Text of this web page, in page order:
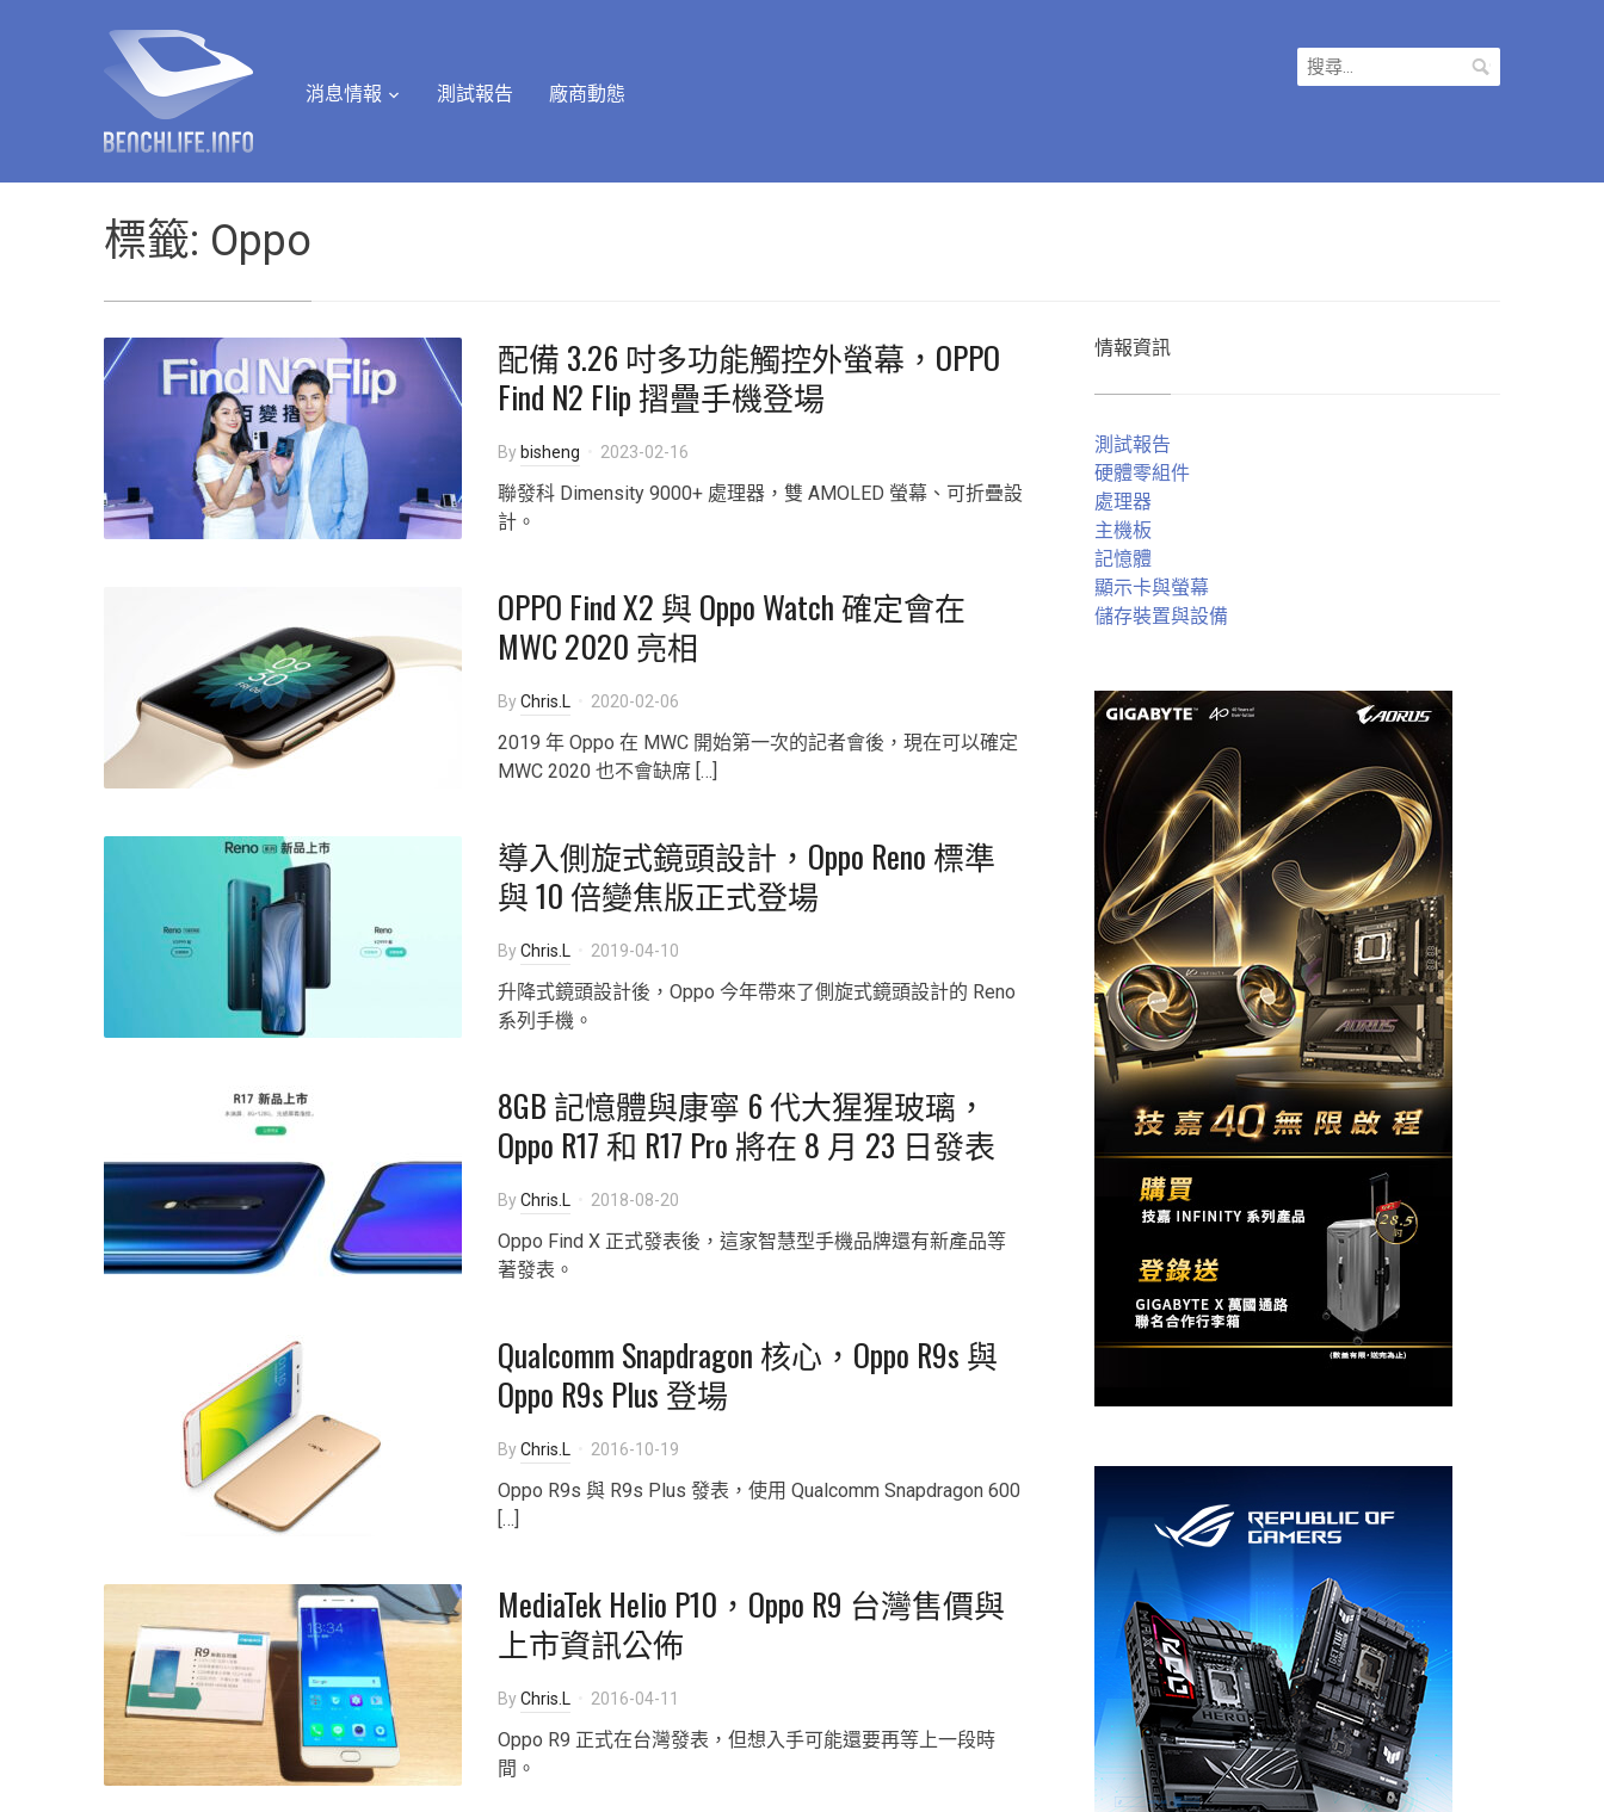
消息情報 測試報告 廠商動態
搜
尋
標籤: Oppo
配備 3.26 吋多功能觸控外螢幕，OPPO
Find N2 Flip 摺疊手機登場
By bisheng 2023-02-16
聯發科 Dimensity 9000+ 處理器，雙 AMOLED 螢幕、可折疊設
計。
OPPO Find X2 與 Oppo Watch 確定會在
MWC 2020 亮相
ByChris.L 2020-02-06
2019 年 Oppo 在 MWC 開始第一次的記者會後，現在可以確定
MWC 2020 也不會缺席 […]
導入側旋式鏡頭設計，Oppo Reno 標準
與 10 倍變焦版正式登場
ByChris.L 2019-04-10
升降式鏡頭設計後，Oppo 今年帶來了側旋式鏡頭設計的 Reno
系列手機。
8GB 記憶體與康寧 6 代大猩猩玻璃，
Oppo R17 和 R17 Pro 將在 8 月 23 日發表
ByChris.L 2018-08-20
Oppo Find X 正式發表後，這家智慧型手機品牌還有新產品等
著發表。
Qualcomm Snapdragon 核心，Oppo R9s 與
Oppo R9s Plus 登場
ByChris.L 2016-10-19
Oppo R9s 與 R9s Plus 發表，使用 Qualcomm Snapdragon 600
[…]
MediaTek Helio P10，Oppo R9 台灣售價與
上市資訊公佈
ByChris.L 2016-04-11
Oppo R9 正式在台灣發表，但想入手可能還要再等上一段時
間。
情報資訊
測試報告
硬體零組件
處理器
主機板
記憶體
顯示卡與螢幕
儲存裝置與設備